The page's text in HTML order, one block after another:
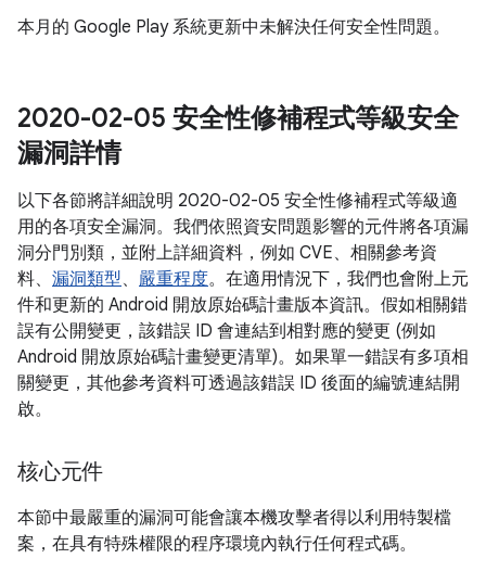
本月的 Google Play 系統更新中未解決任何安全性問題。
2020-02-05 安全性修補程式等級安全
漏洞詳情
以下各節將詳細說明 2020-02-05 安全性修補程式等級適
用的各項安全漏洞。我們依照資安問題影響的元件將各項漏
洞分門別類，並附上詳細資料，例如 CVE、相關參考資
料、 漏洞類型、 嚴重程度。在適用情況下，我們也會附上元
件和更新的 Android 開放原始碼計畫版本資訊。假如相關錯
誤有公開變更，該錯誤 ID 會連結到相對應的變更 (例如
Android 開放原始碼計畫變更清單)。如果單一錯誤有多項相
關變更，其他參考資料可透過該錯誤 ID 後面的編號連結開
啟。
核心元件
本節中最嚴重的漏洞可能會讓本機攻擊者得以利用特製檔
案，在具有特殊權限的程序環境內執行任何程式碼。